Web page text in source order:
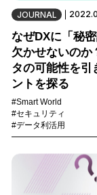
JOURNAL
なぜDXに「秘
欠かせないの
タの可能性を引
ントを探る
#Smart World
#セキュリティ
#データ利活用